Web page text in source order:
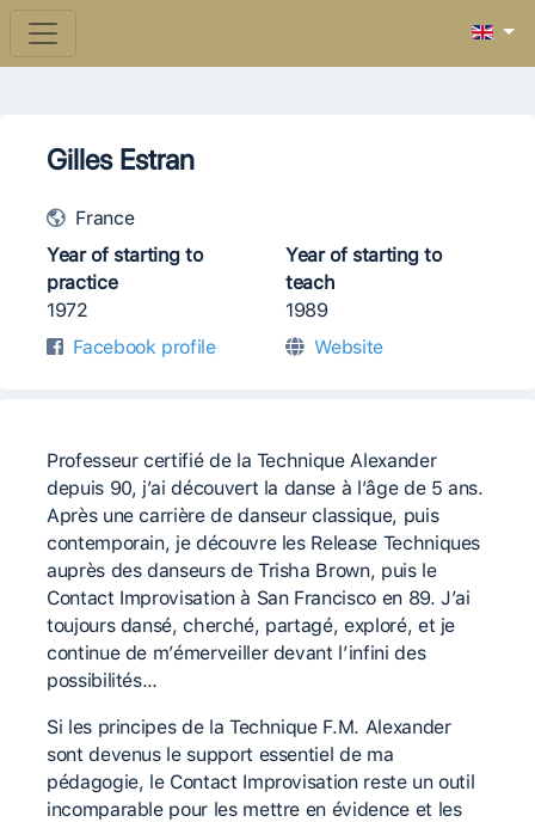
Gilles Estran
France
Year of starting to
practice
1972
Year of starting to
teach
1989
Facebook profile
Website
Professeur certifié de la Technique Alexander
depuis 90, j’ai découvert la danse à l’âge de 5 ans.
Après une carrière de danseur classique, puis
contemporain, je découvre les Release Techniques
auprès des danseurs de Trisha Brown, puis le
Contact Improvisation à San Francisco en 89. J’ai
toujours dansé, cherché, partagé, exploré, et je
continue de m’émerveiller devant l’infini des
possibilités…
Si les principes de la Technique F.M. Alexander
sont devenus le support essentiel de ma
pédagogie, le Contact Improvisation reste un outil
incomparable pour les mettre en évidence et les